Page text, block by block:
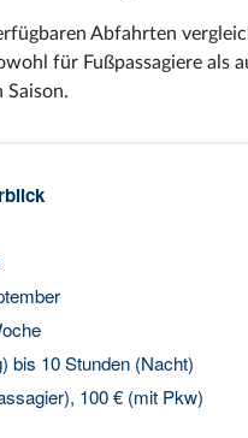
Abfahrten
für Fußpassagiere als
Saison.
bis 10 Stunden (Nacht)
100 € (mit Pkw)